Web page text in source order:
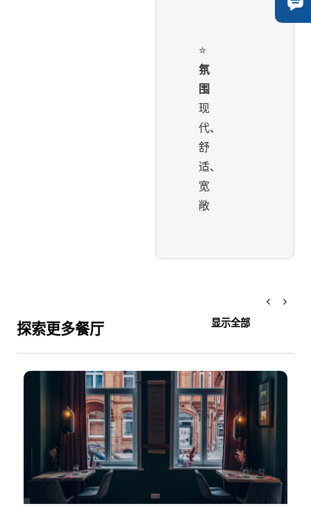
⭐️
氛
围
现
代、
舒
适、
宽
敞
探索更多餐厅 显示全部